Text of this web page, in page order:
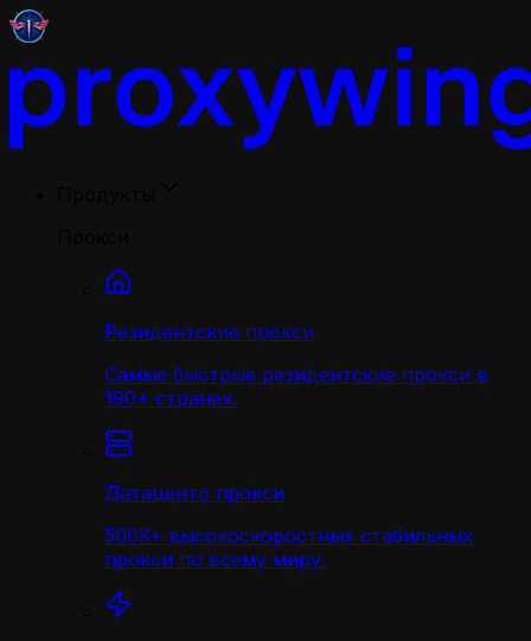
Резидентские прокси
Самые быстрые резидентские прокси в
190+ странах.
Датацентр прокси
500K+ высокоскоростных стабильных
прокси по всему миру.